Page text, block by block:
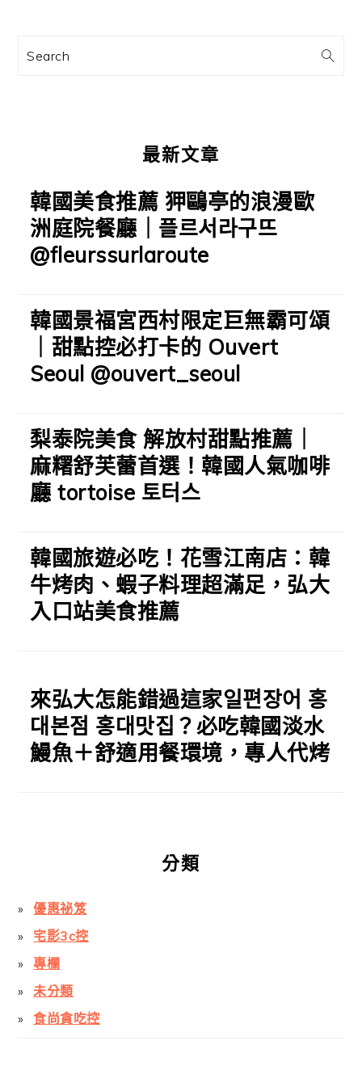
訊
Search
最新文章
韓國美食推薦 狎鷗亭的浪漫歐
洲庭院餐廳｜플르서라구뜨
@fleurssurlaroute
韓國景福宮西村限定巨無霸可頌
｜甜點控必打卡的 Ouvert
Seoul @ouvert_seoul
梨泰院美食 解放村甜點推薦｜
麻糬舒芙蕾首選！韓國人氣咖啡
廳 tortoise 토터스
韓國旅遊必吃！花雪江南店：韓
牛烤肉、蝦子料理超滿足，弘大
入口站美食推薦
來弘大怎能錯過這家일편장어 홍
대본점 홍대맛집？必吃韓國淡水
鰻魚＋舒適用餐環境，專人代烤
分類
優惠祕笈
宅影3c控
專欄
未分類
食尚貪吃控